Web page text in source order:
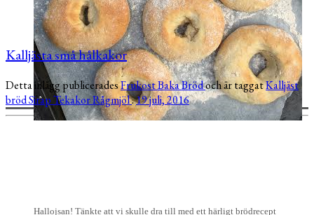
Hallojsan! Tänkte att vi skulle dra till med ett härligt brödrecept
Kalljästa små hålkakor
Detta inlägg publiceradesFrukostBakaBrödoch är taggatKalljäst
brödSirapTekakorRågmjöl.19 juli, 2016